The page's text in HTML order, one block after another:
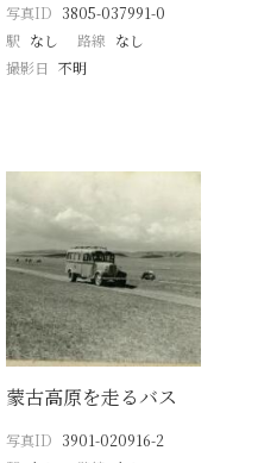
写真ID 3805-037991-0
駅 なし 路線 なし
撮影日 不明
蒙古高原を走るバス
写真ID 3901-020916-2